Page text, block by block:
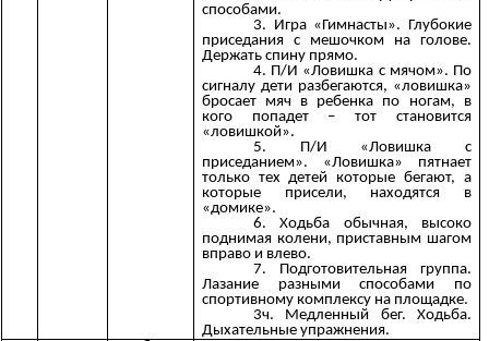
способами.
3. Игра «Гимнасты». Глубокие
приседания с мешочком на голове.
Держать спину прямо.
4. П/И «Ловишка с мячом». По
сигналу дети разбегаются, «ловишка»
бросает мяч в ребенка по ногам, в
кого попадет – тот становится
«ловишкой».
5. П/И «Ловишка с
приседанием». «Ловишка» пятнает
только тех детей которые бегают, а
которые присели, находятся в
«домике».
6. Ходьба обычная, высоко
поднимая колени, приставным шагом
вправо и влево.
7. Подготовительная группа.
Лазание разными способами по
спортивному комплексу на площадке.
3ч. Медленный бег. Ходьба.
Дыхательные упражнения.